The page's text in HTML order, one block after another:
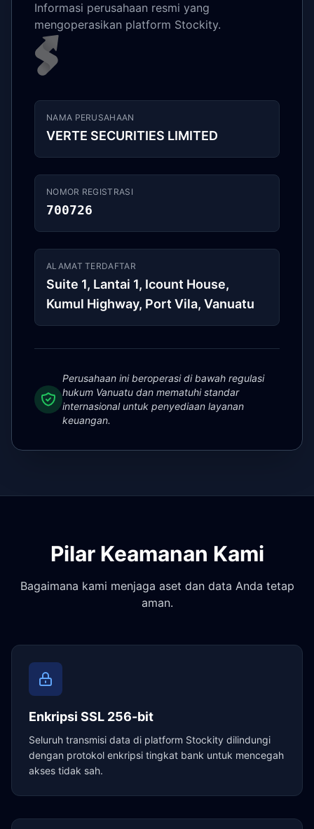
Informasi perusahaan resmi yang
mengoperasikan platform Stockity.
NAMA PERUSAHAAN
VERTE SECURITIES LIMITED
NOMOR REGISTRASI
700726
ALAMAT TERDAFTAR
Suite 1, Lantai 1, Icount House,
Kumul Highway, Port Vila, Vanuatu
Perusahaan ini beroperasi di bawah regulasi
hukum Vanuatu dan mematuhi standar
internasional untuk penyediaan layanan
keuangan.
Pilar Keamanan Kami
Bagaimana kami menjaga aset dan data Anda tetap
aman.
Enkripsi SSL 256-bit
Seluruh transmisi data di platform Stockity dilindungi
dengan protokol enkripsi tingkat bank untuk mencegah
akses tidak sah.